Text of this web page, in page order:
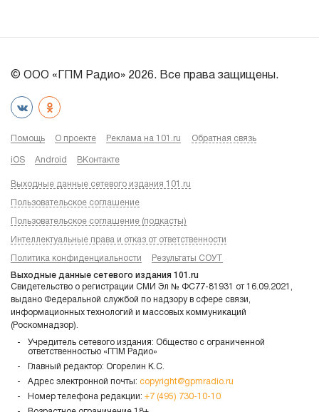
© ООО «ГПМ Радио» 2026. Все права защищены.
Помощь О проекте Реклама на 101.ru Обратная связь
iOS Android ВКонтакте
Выходные данные сетевого издания 101.ru
Пользовательское соглашение
Пользовательское соглашение (подкасты)
Интеллектуальные права и отказ от ответственности
Политика конфиденциальности Результаты СОУТ
Выходные данные сетевого издания 101.ru
Свидетельство о регистрации СМИ Эл № ФС77-81931 от 16.09.2021,
выдано Федеральной службой по надзору в сфере связи,
информационных технологий и массовых коммуникаций
(Роскомнадзор).
Учредитель сетевого издания: Общество с ограниченной
ответственностью «ГПМ Радио»
Главный редактор: Огорелин К.С.
Адрес электронной почты: copyright@gpmradio.ru
Номер телефона редакции: +7 (495) 730-10-10